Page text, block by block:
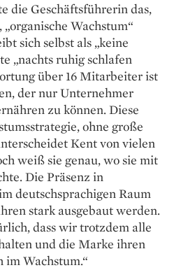
die Geschäftsführerin das,
Wachstum“
sich selbst als „keine
„nachts ruhig schlafen
über 16 Mitarbeiter ist
der nur Unternehmer
zu können. Diese
ohne große
Kent von vielen
weiß sie genau, wo sie mit
Die Präsenz in
deutschsprachigen Raum
stark ausgebaut werden.
dass wir trotzdem alle
und die Marke ihren
im Wachstum.“